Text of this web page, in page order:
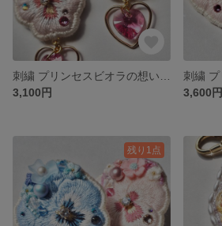
3,100円
3,600円
残り1点